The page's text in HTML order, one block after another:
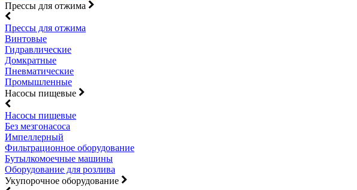
Прессы для отжима
Прессы для отжима
Винтовые
Гидравлические
Домкратные
Пневматические
Промышленные
Насосы пищевые
Насосы пищевые
Без мезгонасоса
Импеллерный
Фильтрационное оборудование
Бутылкомоечные машины
Оборудование для розлива
Укупорочное оборудование